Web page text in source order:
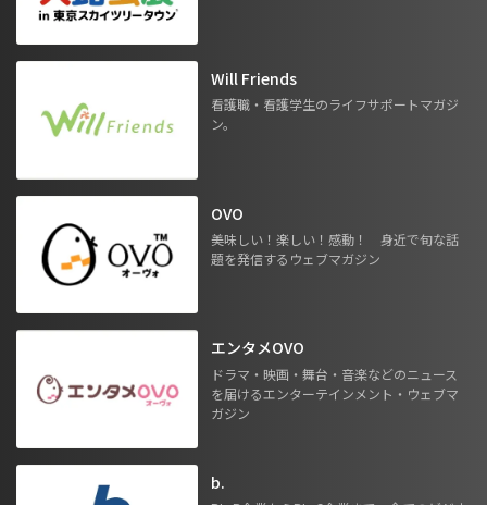
Will Friends
看護職・看護学生のライフサポートマガジ
ン。
OVO
美味しい！楽しい！感動！ 身近で旬な話
題を発信するウェブマガジン
エンタメOVO
ドラマ・映画・舞台・音楽などのニュース
を届けるエンターテインメント・ウェブマ
ガジン
b.